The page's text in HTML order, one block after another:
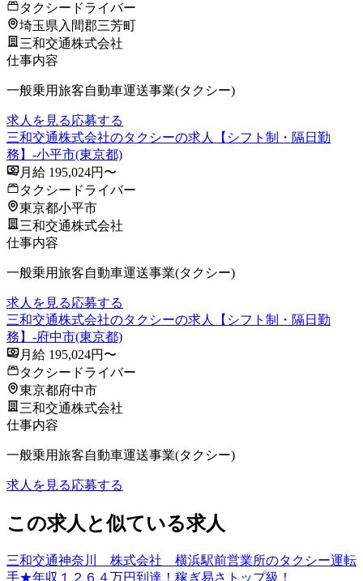
タクシードライバー
埼玉県入間郡三芳町
三和交通株式会社
仕事内容
一般乗用旅客自動車運送事業(タクシー)
求人を見る応募する
三和交通株式会社のタクシーの求人【シフト制・隔日勤
務】-小平市(東京都)
月給 195,024円〜
タクシードライバー
東京都小平市
三和交通株式会社
仕事内容
一般乗用旅客自動車運送事業(タクシー)
求人を見る応募する
三和交通株式会社のタクシーの求人【シフト制・隔日勤
務】-府中市(東京都)
月給 195,024円〜
タクシードライバー
東京都府中市
三和交通株式会社
仕事内容
一般乗用旅客自動車運送事業(タクシー)
求人を見る応募する
この求人と似ている求人
三和交通神奈川 株式会社 横浜駅前営業所のタクシー運転
手★年収１２６４万円到達！稼ぎ易さトップ級！